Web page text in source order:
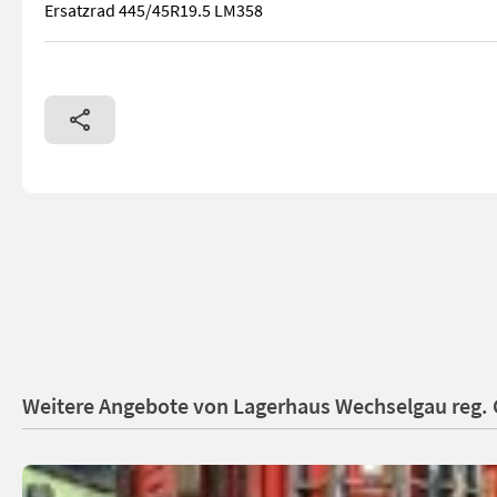
Ersatzrad 445/45R19.5 LM358
Druckluftbremse Scharmüllerzugöse 40mm Einteilige
Weitere Angebote von Lagerhaus Wechselgau